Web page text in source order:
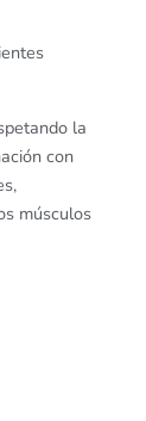
la
con
músculos